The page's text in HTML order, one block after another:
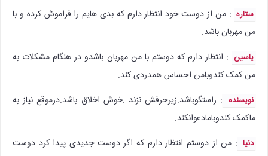
ستاره : من از دوست خود انتظار دارم که بدی هایم را فراموش کرده و با
من مهربان باشد.
یاسین : انتظار دارم که دوستم با من مهربان باشدو در هنگام مشکلات به
من کمک کندوبامن احساس همدردی کند.
نویسنده : راستگوباشد.زیرحرفش نزند .خوش اخلاق باشد.درموقع نیاز به
ماکمک کندوبامادعوانکند.
دنیا :‌ من از دوستم انتظار دارم که اگر دوست جدیدی پیدا کرد دوست